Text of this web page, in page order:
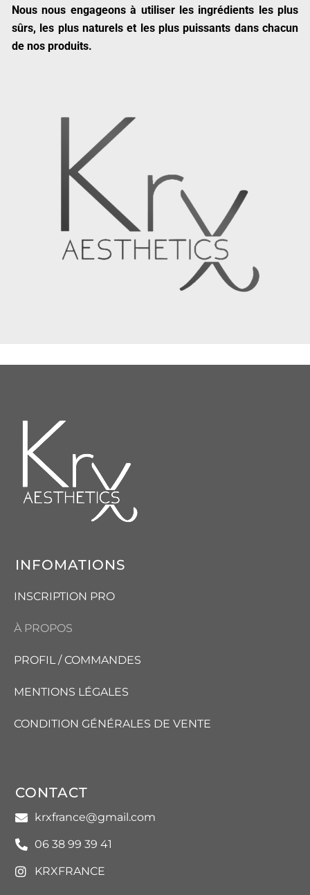
Nous nous engageons à utiliser les ingrédients les plus
sûrs, les plus naturels et les plus puissants dans chacun
de nos produits.
INFOMATIONS
INSCRIPTION PRO
À PROPOS
PROFIL / COMMANDES
MENTIONS LÉGALES
CONDITION GÉNÉRALES DE VENTE
CONTACT
krxfrance@gmail.com
06 38 99 39 41
KRXFRANCE